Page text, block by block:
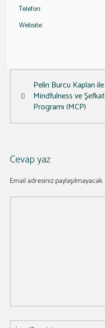
Telefon:
Website:
Pelin Burcu Kaplan ile
Mindfulness ve Şefkat
Programı (MCP)
Cevap yaz
Email adresiniz paylaşılmayacak.